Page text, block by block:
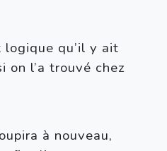
logique qu’il y ait
on l’a trouvé chez
à nouveau,